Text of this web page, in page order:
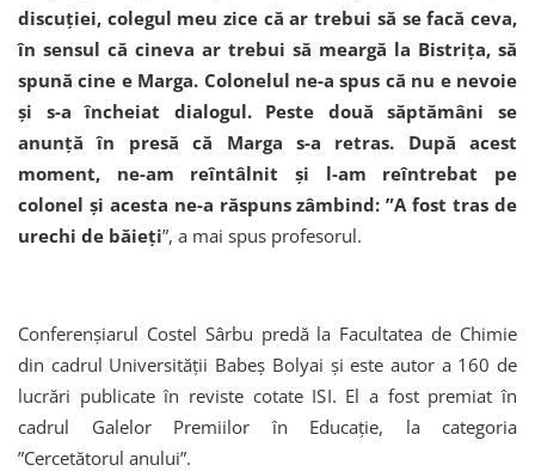
discuţiei, colegul meu zice că ar trebui să se facă ceva,
în sensul că cineva ar trebui să meargă la Bistriţa, să
spună cine e Marga. Colonelul ne-a spus că nu e nevoie
şi s-a încheiat dialogul. Peste două săptămâni se
anunţă în presă că Marga s-a retras. După acest
moment, ne-am reîntâlnit şi l-am reîntrebat pe
colonel şi acesta ne-a răspuns zâmbind: ”A fost tras de
urechi de băieţi”, a mai spus profesorul.
Conferenșiarul Costel Sârbu predă la Facultatea de Chimie
din cadrul Universităţii Babeş Bolyai și este autor a 160 de
lucrări publicate în reviste cotate ISI. El a fost premiat în
cadrul Galelor Premiilor în Educaţie, la categoria
”Cercetătorul anului”.